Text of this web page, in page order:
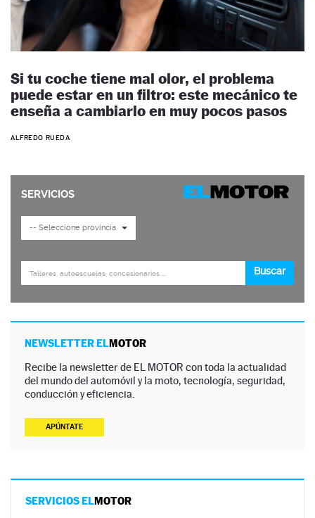
Si tu coche tiene mal olor, el problema
puede estar en un filtro: este mecánico te
enseña a cambiarlo en muy pocos pasos
ALFREDO RUEDA
NEWSLETTER ELMOTOR
Recibe la newsletter de EL MOTOR con toda la actualidad
del mundo del automóvil y la moto, tecnología, seguridad,
conducción y eficiencia.
APÚNTATE
SERVICIOS ELMOTOR